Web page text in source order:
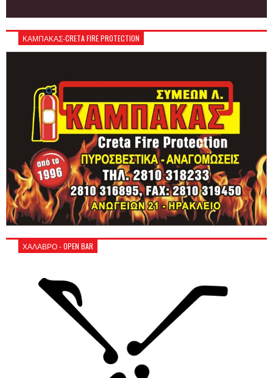
ΚΑΜΠΑΚΑΣ-CRETA FIRE PROTECTION
ΧΑΛΑΒΡΟ - OPEN BAR